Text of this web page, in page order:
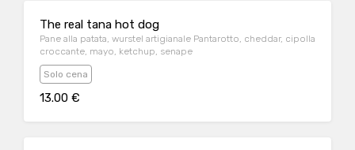
The real tana hot dog
Pane alla patata, wurstel artigianale Pantarotto, cheddar, cipolla
croccante, mayo, ketchup, senape
Solo cena
13.00 €